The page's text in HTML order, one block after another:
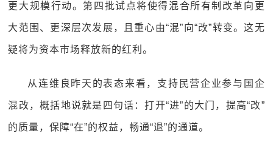
更大规模行动。第四批试点将使得混合所有制改革向更
大范围、更深层次发展，且重心由“混”向“改”转变。这无
疑将为资本市场释放新的红利。
从连维良昨天的表态来看，支持民营企业参与国企
混改，概括地说就是四句话：打开“进”的大门，提高“改”
的质量，保障“在”的权益，畅通“退”的通道。